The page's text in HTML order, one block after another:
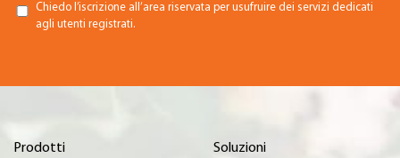
Chiedo l’iscrizione all’area riservata per usufruire dei servizi dedicati
agli utenti registrati.
Prodotti
Soluzioni